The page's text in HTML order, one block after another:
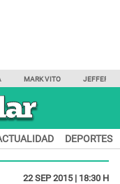
MARK VITO
DEPORTES
22 SEP 2015 | 18:30 H